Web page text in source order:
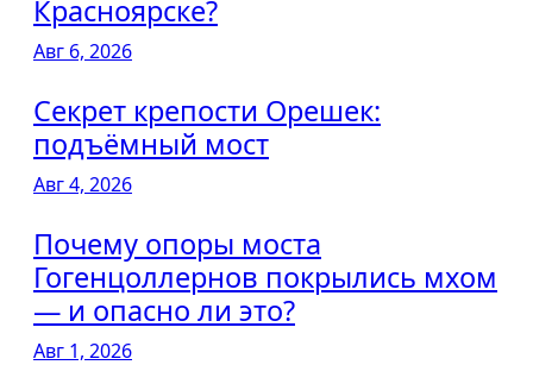
Красноярске?
Авг 6, 2026
Секрет крепости Орешек:
подъёмный мост
Авг 4, 2026
Почему опоры моста
Гогенцоллернов покрылись мхом
— и опасно ли это?
Авг 1, 2026